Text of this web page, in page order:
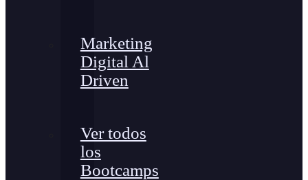
Marketing
Digital Al
Driven
Ver todos
los
Bootcamps